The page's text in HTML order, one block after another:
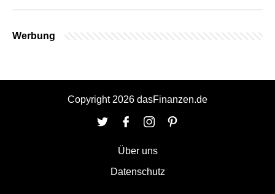
Werbung
Copyright 2026 dasFinanzen.de
Über uns
Datenschutz